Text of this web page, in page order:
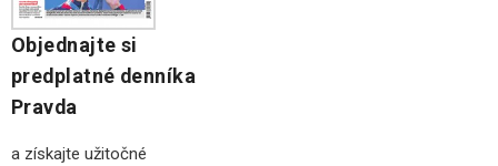
Objednajte si
predplatné denníka
Pravda
a získajte užitočné